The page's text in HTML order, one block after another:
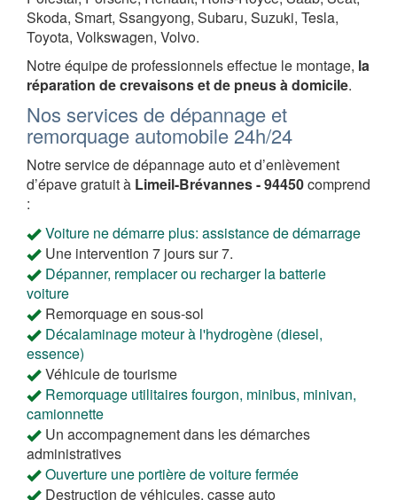
Skoda, Smart, Ssangyong, Subaru, Suzuki, Tesla,
Toyota, Volkswagen, Volvo.
Notre équipe de professionnels effectue le montage, la
réparation de crevaisons et de pneus à domicile.
Nos services de dépannage et
remorquage automobile 24h/24
Notre service de dépannage auto et d’enlèvement
d’épave gratuit à Limeil-Brévannes - 94450comprend
:
Voiture ne démarre plus: assistance de démarrage
Une intervention 7 jours sur 7.
Dépanner, remplacer ou recharger la batterie
voiture
Remorquage en sous-sol
Décalaminage moteur à l'hydrogène (diesel,
essence)
Véhicule de tourisme
Remorquage utilitaires fourgon, minibus, minivan,
camionnette
Un accompagnement dans les démarches
administratives
Ouverture une portière de voiture fermée
Destruction de véhicules, casse auto